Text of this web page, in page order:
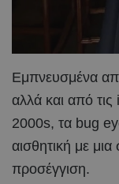
Εμπνευσμένα
αλλά και από
2000s, τα bug
αισθητική με
προσέγγιση.